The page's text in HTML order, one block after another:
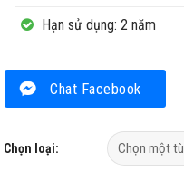
Hạn sử dụng: 2 năm
Chat Facebook
Chọn loại: